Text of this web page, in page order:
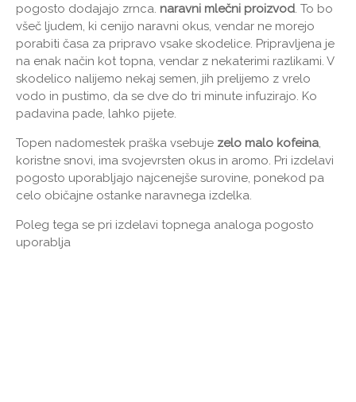
pogosto dodajajo zrnca. naravni mlečni proizvod. To bo
všeč ljudem, ki cenijo naravni okus, vendar ne morejo
porabiti časa za pripravo vsake skodelice. Pripravljena je
na enak način kot topna, vendar z nekaterimi razlikami. V
skodelico nalijemo nekaj semen, jih prelijemo z vrelo
vodo in pustimo, da se dve do tri minute infuzirajo. Ko
padavina pade, lahko pijete.
Topen nadomestek praška vsebuje zelo malo kofeina,
koristne snovi, ima svojevrsten okus in aromo. Pri izdelavi
pogosto uporabljajo najcenejše surovine, ponekod pa
celo običajne ostanke naravnega izdelka.
Poleg tega se pri izdelavi topnega analoga pogosto
uporablja